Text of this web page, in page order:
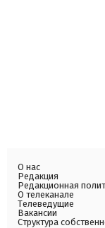
О нас
Редакция
Редакционная
О телеканале
Телеведущие
Вакансии
Структура